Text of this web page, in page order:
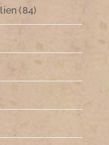
(84)